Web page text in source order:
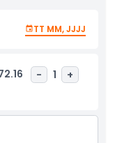
from 14 days to
different days.
on the
TT MM, JJJJ
- 1 +